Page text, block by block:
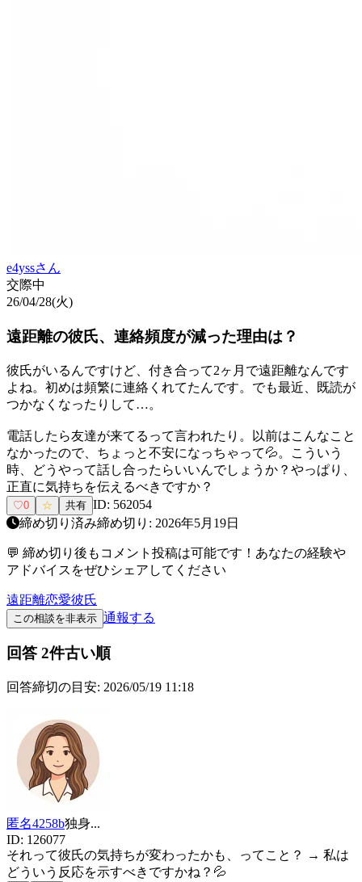
e4yssさん
交際中
26/04/28(火)
遠距離の彼氏、連絡頻度が減った理由は？
彼氏がいるんですけど、付き合って2ヶ月で遠距離なんです
よね。初めは頻繁に連絡くれてたんです。でも最近、既読が
つかなくなったりして…。
電話したら友達が来てるって言われたり。以前はこんなこと
なかったので、ちょっと不安になっちゃって💦。こういう
時、どうやって話し合ったらいいんでしょうか？やっぱり、
正直に気持ちを伝えるべきですか？
♡0 ☆ 共有 ID: 562054
締め切り済み締め切り: 2026年5月19日
💬 締め切り後もコメント投稿は可能です！あなたの経験や
アドバイスをぜひシェアしてください
遠距離恋愛彼氏
この相談を非表示 通報する
回答 2件古い順
回答締切の目安: 2026/05/19 11:18
匿名4258b独身...
ID: 126077
それって彼氏の気持ちが変わったかも、ってこと？ → 私は
どういう反応を示すべきですかね？💦